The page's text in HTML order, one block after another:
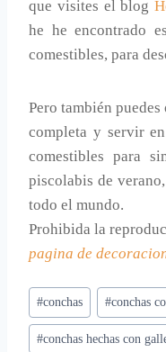
que visites el blog
he he encontrado
comestibles, para
Pero también
completa y servir
comestibles para
piscolabis de verano,
todo el mundo.
Prohibida la
pagina de
Etiquetas
de
la
#conchas #conchas
#conchas hechas con